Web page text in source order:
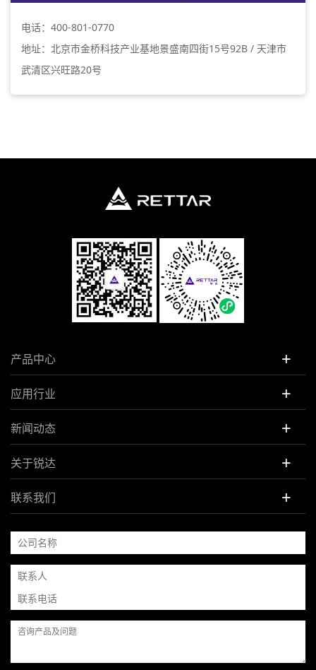
电话：400-801-0770
地址：北京市金桥科技产业基地景盛南四街15号92B / 天津市
武清区兴旺路20号
产品中心 +
应用行业 +
新闻动态 +
关于锐达 +
联系我们 +